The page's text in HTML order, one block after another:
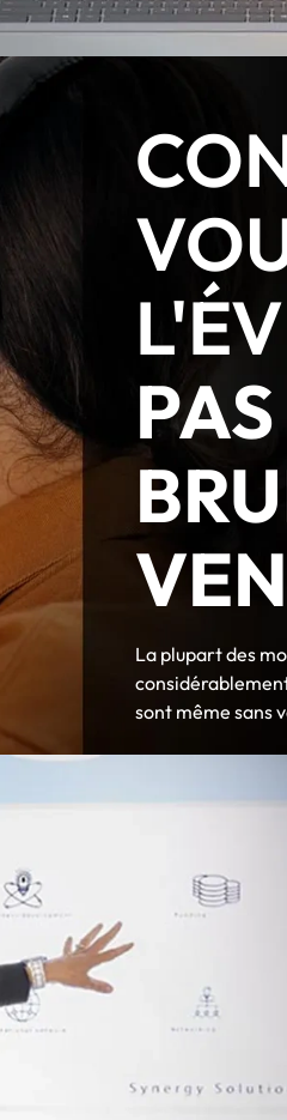
La plupart des
sont même sans